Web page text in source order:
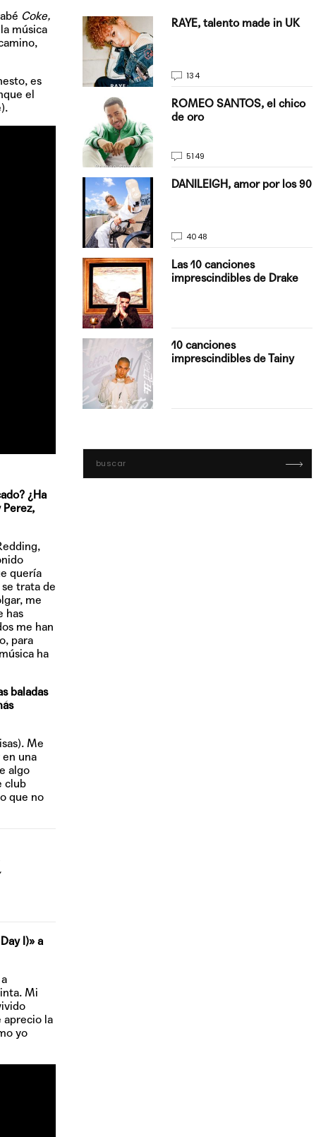
Coke,
música
es
el
¿Ha
quería
trata de
me
has
me han
para
ha
baladas
Me
una
algo
club
que no
I)» a
Mi
aprecio la
yo
a su
pisando
RAYE, talento made in UK
134
ROMEO SANTOS, el chico
de oro
5149
DANILEIGH, amor por los 90
4048
Las 10 canciones
imprescindibles de Drake
10 canciones
imprescindibles de Tainy